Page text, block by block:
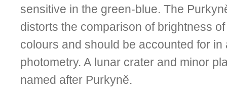
sensitive in the green-blue. The
distorts the comparison of brightness
colours and should be accounted for in
photometry. A lunar crater and minor
named after Purkyně.